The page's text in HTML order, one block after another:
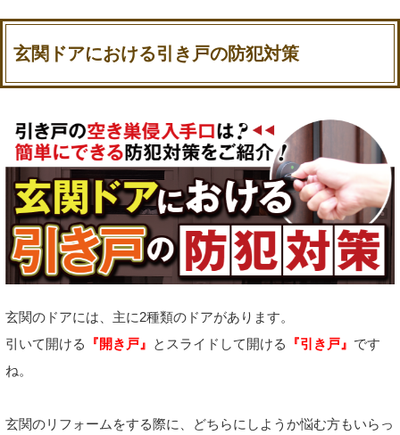
玄関ドアにおける引き戸の防犯対策
玄関のドアには、主に2種類のドアがあります。
引いて開ける
『開き戸』 とスライドして開ける 『引き戸』 です
ね。
玄関のリフォームをする際に、どちらにしようか悩む方もいらっ